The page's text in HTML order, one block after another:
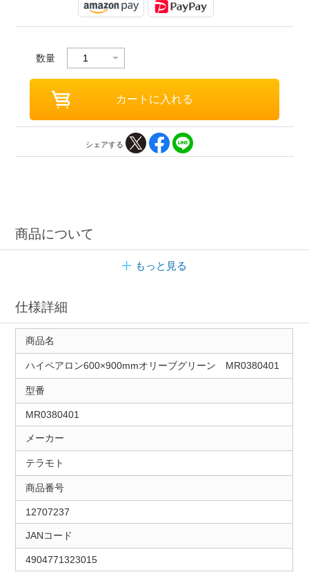
数量
シェアする
商品について
もっと見る
仕様詳細
商品名
ハイペアロン600×900mmオリーブグリーン MR0380401
型番
MR0380401
メーカー
テラモト
商品番号
12707237
JANコード
4904771323015